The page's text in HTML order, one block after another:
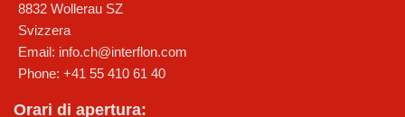
8832 Wollerau SZ
Svizzera
Email: info.ch@interflon.com
Phone: +41 55 410 61 40
Orari di apertura: